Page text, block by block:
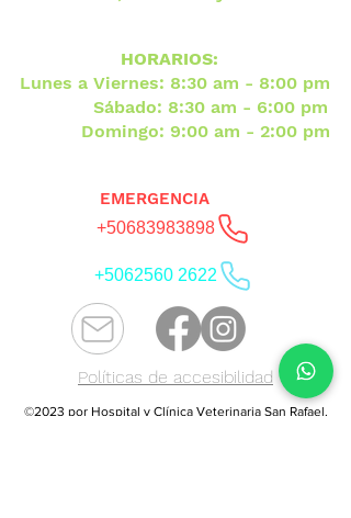
HORARIOS:
Lunes a Viernes: 8:30 am - 8:00 pm
Sábado: 8:30 am - 6:00 pm
Domingo: 9:00 am - 2:00 pm
EMERGENCIA
+50683983898
+5062560 2622
Políticas de accesibilidad
©2023 por Hospital y Clínica Veterinaria San Rafael.